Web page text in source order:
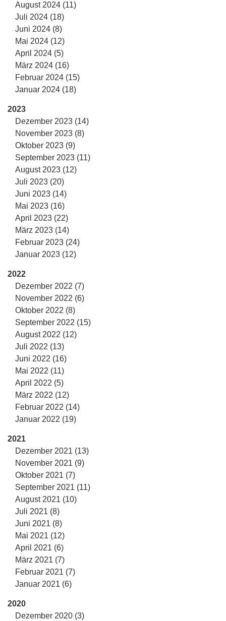
August 2024 (11)
Juli 2024 (18)
Juni 2024 (8)
Mai 2024 (12)
April 2024 (5)
März 2024 (16)
Februar 2024 (15)
Januar 2024 (18)
2023
Dezember 2023 (14)
November 2023 (8)
Oktober 2023 (9)
September 2023 (11)
August 2023 (12)
Juli 2023 (20)
Juni 2023 (14)
Mai 2023 (16)
April 2023 (22)
März 2023 (14)
Februar 2023 (24)
Januar 2023 (12)
2022
Dezember 2022 (7)
November 2022 (6)
Oktober 2022 (8)
September 2022 (15)
August 2022 (12)
Juli 2022 (13)
Juni 2022 (16)
Mai 2022 (11)
April 2022 (5)
März 2022 (12)
Februar 2022 (14)
Januar 2022 (19)
2021
Dezember 2021 (13)
November 2021 (9)
Oktober 2021 (7)
September 2021 (11)
August 2021 (10)
Juli 2021 (8)
Juni 2021 (8)
Mai 2021 (12)
April 2021 (6)
März 2021 (7)
Februar 2021 (7)
Januar 2021 (6)
2020
Dezember 2020 (3)